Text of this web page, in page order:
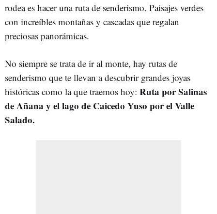
rodea es hacer una ruta de senderismo. Paisajes verdes
con increíbles montañas y cascadas que regalan
preciosas panorámicas.
No siempre se trata de ir al monte, hay rutas de
senderismo que te llevan a descubrir grandes joyas
históricas como la que traemos hoy: Ruta por Salinas
de Añana y el lago de Caicedo Yuso por el Valle
Salado.